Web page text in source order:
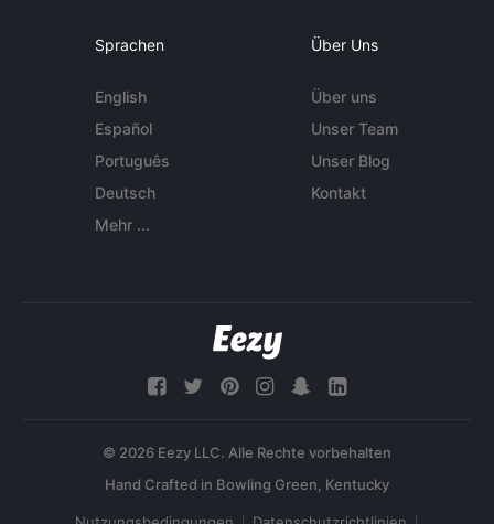
Sprachen
English
Español
Português
Deutsch
Mehr ...
Über Uns
Über uns
Unser Team
Unser Blog
Kontakt
© 2026 Eezy LLC. Alle Rechte vorbehalten